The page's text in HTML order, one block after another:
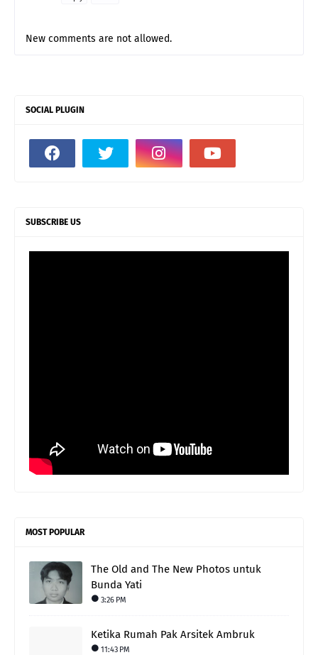
New comments are not allowed.
SOCIAL PLUGIN
SUBSCRIBE US
MOST POPULAR
The Old and The New Photos untuk
Bunda Yati
3:26 PM
Ketika Rumah Pak Arsitek Ambruk
11:43 PM